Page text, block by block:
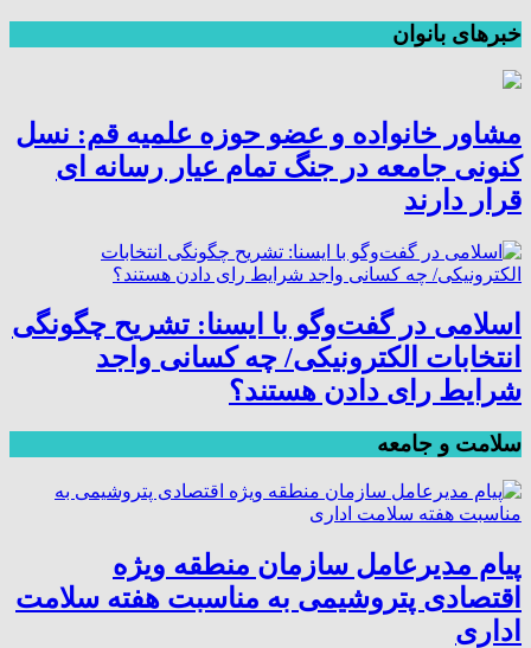
خبرهای بانوان
مشاور خانواده و عضو حوزه علمیه قم: نسل
کنونی جامعه در جنگ تمام عیار رسانه ای
قرار دارند
اسلامی در گفت‌وگو با ایسنا: تشریح چگونگی
انتخابات الکترونیکی/ چه کسانی واجد
شرایط رای دادن هستند؟
سلامت و جامعه
پیام مدیرعامل سازمان منطقه ویژه
اقتصادی پتروشیمی به مناسبت هفته سلامت
اداری